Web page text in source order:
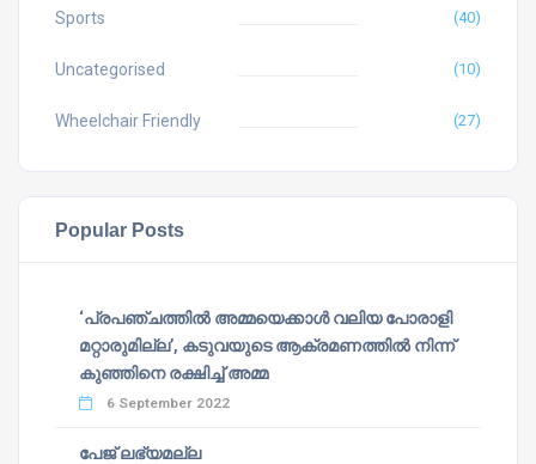
Sports (40)
Uncategorised (10)
Wheelchair Friendly (27)
Popular Posts
‘പ്രപഞ്ചത്തില്‍ അമ്മയെക്കാള്‍ വലിയ പോരാളി
മറ്റാരുമില്ല’, കടുവയുടെ ആക്രമണത്തില്‍ നിന്ന്
കുഞ്ഞിനെ രക്ഷിച്ച് അമ്മ
6 September 2022
പേജ് ലഭ്യമല്ല